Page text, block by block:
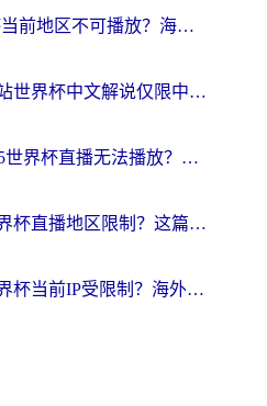
在美国看世界杯当前地区不可播放？海外党体育观赛终极指南来了！
在澳大利亚看B站世界杯中文解说仅限中国大陆？这篇指南帮你打破限制看遍赛事
在海外看CCTV5世界杯直播无法播放？这篇指南让你和国内球迷同步呐喊
在韩国看B站世界杯直播地区限制？这篇指南让你告别“当前地区不可播放”
在越南看B站世界杯当前IP受限制？海外党体育观赛终极指南来了